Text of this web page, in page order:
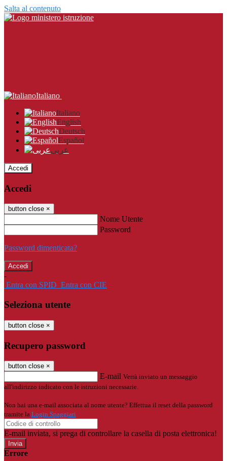
Salta al contenuto
Italiano
Italiano
English
Deutsch
Español
عربى
Accedi
Accedi
button close ×
Nome Utente
Password
Password dimenticata?
-
Entra con SPID Entra con CIE
Seleziona utente
button close ×
Recupero password
button close ×
E-mail Verrà inviato un messaggio
all'indirizzo indicato con le istruzioni necessarie.
Non hai una e-mail associata al nome utente? Effettua il reset della password
tramite la Login Spaggiari
E-mail inviata, si prega di controllare la casella di posta elettronica!
Errore